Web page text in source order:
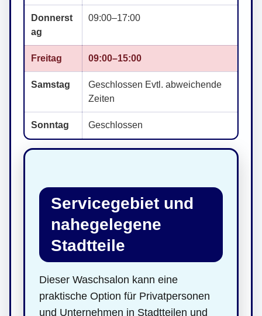
Donnerst
ag
09:00–17:00
Freitag 09:00–15:00
Samstag
Geschlossen Evtl. abweichende
Zeiten
Sonntag Geschlossen
Servicegebiet und
nahegelegene
Stadtteile
Dieser Waschsalon kann eine
praktische Option für Privatpersonen
und Unternehmen in Stadtteilen und